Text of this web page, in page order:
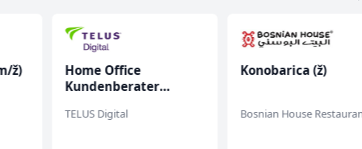
ž)
Home Office
Kundenberater
TELUS Digital
Konobarica (ž)
Bosnian House